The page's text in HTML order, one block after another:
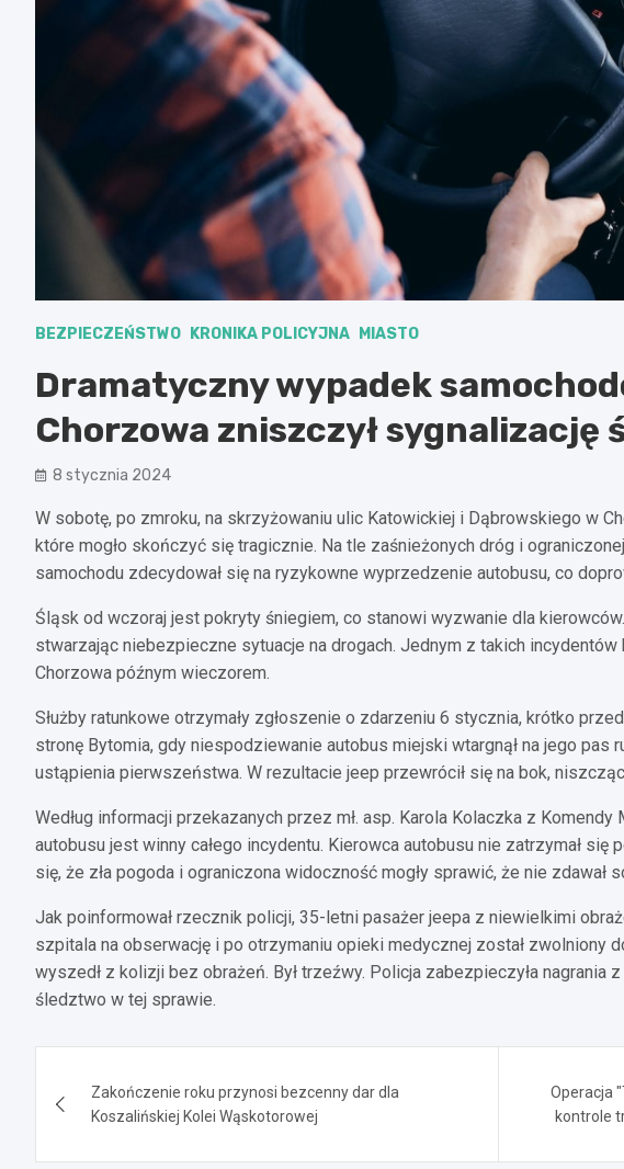
BEZPIECZEŃSTWO KRONIKA POLICYJNA MIASTO
Dramatyczny wypadek
Chorzowa zniszczył sygnalizację
8 stycznia 2024
W sobotę, po zmroku, na skrzyżowaniu ulic Katowickiej i Dąbrowskiego w
które mogło skończyć się tragicznie. Na tle zaśnieżonych dróg i
samochodu zdecydował się na ryzykowne wyprzedzenie autobusu, co
Śląsk od wczoraj jest pokryty śniegiem, co stanowi wyzwanie dla
stwarzając niebezpieczne sytuacje na drogach. Jednym z takich incydentów
Chorzowa późnym wieczorem.
Służby ratunkowe otrzymały zgłoszenie o zdarzeniu 6 stycznia, krótko
stronę Bytomia, gdy niespodziewanie autobus miejski wtargnął na jego pas
ustąpienia pierwszeństwa. W rezultacie jeep przewrócił się na bok,
Według informacji przekazanych przez mł. asp. Karola Kolaczka z
autobusu jest winny całego incydentu. Kierowca autobusu nie zatrzymał się
się, że zła pogoda i ograniczona widoczność mogły sprawić, że nie zdawał
Jak poinformował rzecznik policji, 35-letni pasażer jeepa z niewielkimi
szpitala na obserwację i po otrzymaniu opieki medycznej został zwolniony
wyszedł z kolizji bez obrażeń. Był trzeźwy. Policja zabezpieczyła
śledztwo w tej sprawie.
wpisu
Zakończenie roku przynosi bezcenny dar dla
Koszalińskiej Kolei Wąskotorowej
Operacja
kontrole